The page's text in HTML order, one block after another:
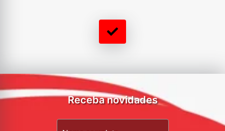
Receba novidades